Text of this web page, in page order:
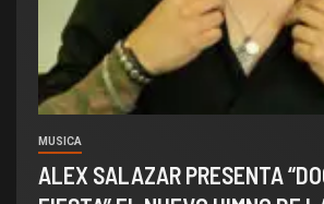
MUSICA
ALEX SALAZAR PRESENTA